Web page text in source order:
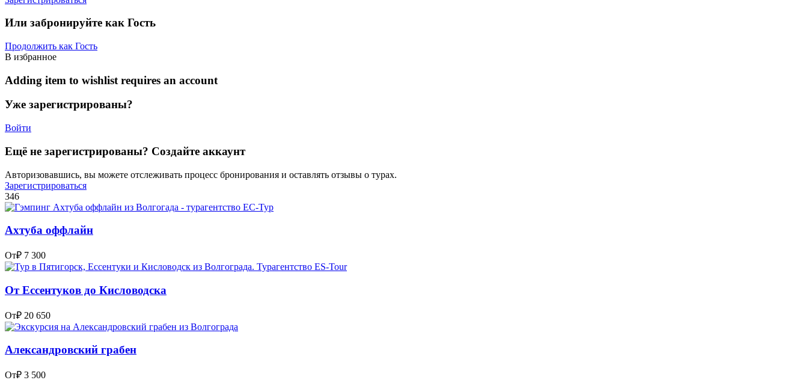
Или забронируйте как Гость
Продолжить как Гость
В избранное
Adding item to wishlist requires an account
Уже зарегистрированы?
Войти
Ещё не зарегистрированы? Создайте аккаунт
Авторизовавшись, вы можете отслеживать процесс бронирования и оставлять отзывы о турах.
Зарегистрироваться
346
Ахтуба оффлайн
От₽ 7 300
От Ессентуков до Кисловодска
От₽ 20 650
Александровский грабен
От₽ 3 500